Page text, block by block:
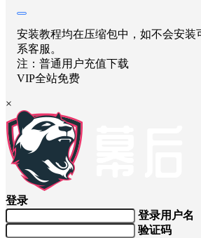
安装教程均在压缩包中，如不会安装
系客服。
注：普通用户充值下载
VIP全站免费
×
登录
登录用户名
验证码